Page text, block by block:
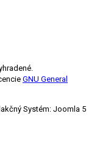
GNU General
Systém: Joomla 5